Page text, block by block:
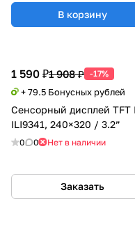
В корзину
1 590 ₽1 908 ₽ -17%
+ 79.5 Бонусных рублей
Сенсорный дисплей TFT
ILI9341, 240×320 / 3.2”
0 0 Нет в наличии
Заказать